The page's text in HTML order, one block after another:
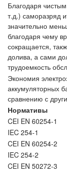
Благодаря
т.д.) саморазряд
значительно
благодаря чему
сокращается,
долива, а сами
трудоемкость
Экономия
аккумуляторных
сравнению с
Нормативы
CEI EN 60254-1
IEC 254-1
CEI EN 60254-2
IEC 254-2
CEI EN 50272-3